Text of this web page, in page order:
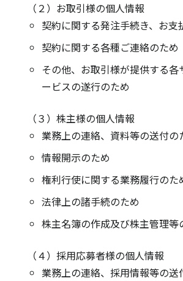
（２）お取引様の個人情報
契約に関する発注手続き、お支
契約に関する各種ご連絡のため
その他、お取引様が提供する
ービスの遂行のため
（３）株主様の個人情報
業務上の連絡、資料等の送付の
情報開示のため
権利行使に関する業務履行のた
法律上の諸手続のため
株主名簿の作成及び株主管理等
（４）採用応募者様の個人情報
業務上の連絡、採用情報等の送